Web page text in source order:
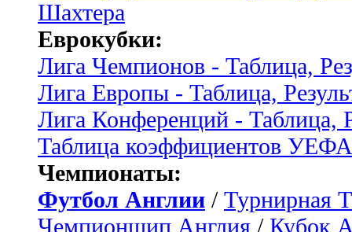
Шахтера
Еврокубки:
Лига Чемпионов - Таблица,
Лига Европы - Таблица,
Лига Конференций - Таблица,
Таблица коэффициентов УЕФА
Чемпионаты:
Футбол Англии / Турнирная
Чемпионшип Англия / Кубок